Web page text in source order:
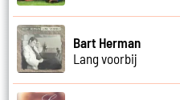
Bart Herman
Lang voorbij